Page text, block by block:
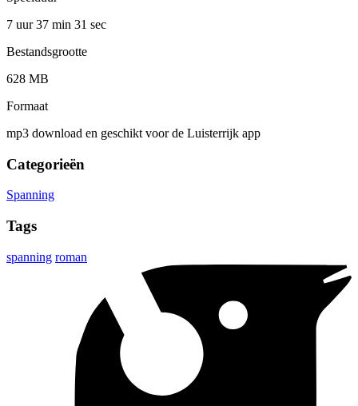
7 uur 37 min 31 sec
Bestandsgrootte
628 MB
Formaat
mp3 download en geschikt voor de Luisterrijk app
Categorieën
Spanning
Tags
spanning roman